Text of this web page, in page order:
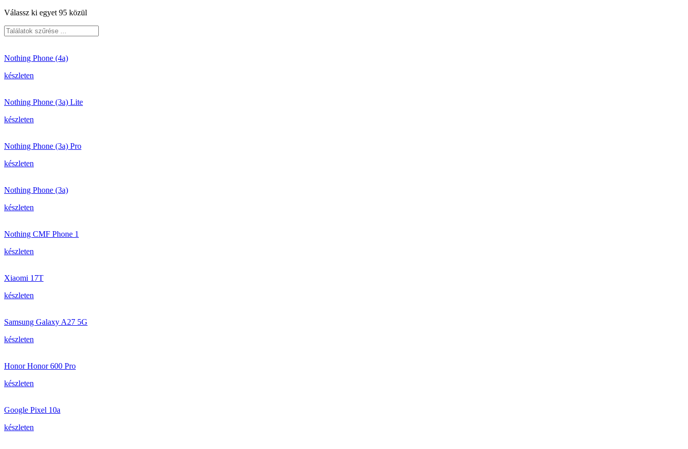
Válassz ki egyet 95 közül
Nothing Phone (4a)
készleten
Nothing Phone (3a) Lite
készleten
Nothing Phone (3a) Pro
készleten
Nothing Phone (3a)
készleten
Nothing CMF Phone 1
készleten
Xiaomi 17T
készleten
Samsung Galaxy A27 5G
készleten
Honor Honor 600 Pro
készleten
Google Pixel 10a
készleten